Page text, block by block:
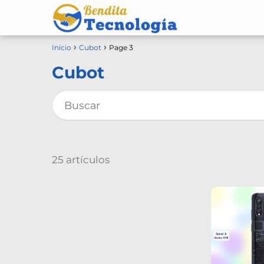
Inicio Cubot Page 3
Cubot
25 artículos